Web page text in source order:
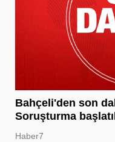
Bahçeli'den son
Soruşturma
Haber7